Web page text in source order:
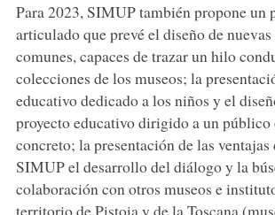
Para 2023, SIMUP también propone un
articulado que prevé el diseño de
comunes, capaces de trazar un hilo
colecciones de los museos; la
educativo dedicado a los niños y el
proyecto educativo dirigido a un
concreto; la presentación de las ventajas
SIMUP el desarrollo del diálogo y la
colaboración con otros museos e
territorio de Pistoia y de la Toscana